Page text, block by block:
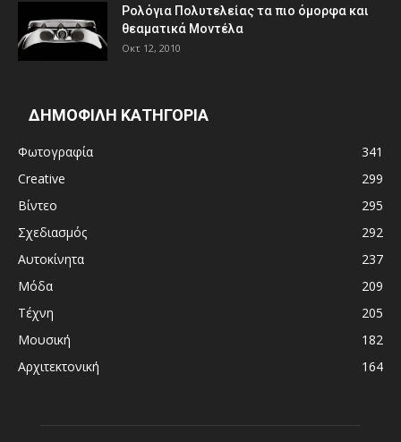
Ρολόγια Πολυτελείας τα πιο όμορφα και
θεαματικά Μοντέλα
Οκτ 12, 2010
ΔΗΜΟΦΙΛΗ ΚΑΤΗΓΟΡΙΑ
Φωτογραφία
341
Creative
299
Βίντεο
295
Σχεδιασμός
292
Αυτοκίνητα
237
Μόδα
209
Τέχνη
205
Μουσική
182
Αρχιτεκτονική
164